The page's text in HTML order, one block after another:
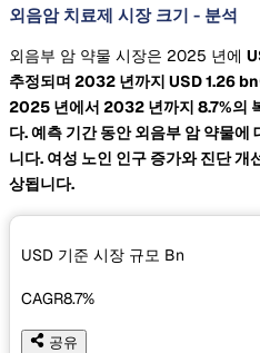
외음암 치료제 시장 크기 - 분석
외음부 암 약물 시장은 2025 년에
추정되며 2032 년까지 USD 1.26
2025 년에서 2032 년까지 8.7%의
다. 예측 기간 동안 외음부 암 약물에
니다. 여성 노인 인구 증가와 진단 개
상됩니다.
USD 기준 시장 규모 Bn
CAGR8.7%
공유